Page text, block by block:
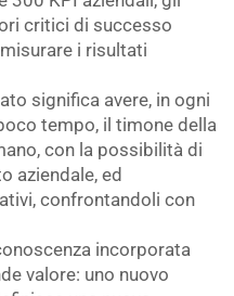
critici di successo
i risultati
significa avere, in ogni
tempo, il timone della
con la possibilità di
aziendale, ed
confrontandoli con
incorporata
valore: uno nuovo